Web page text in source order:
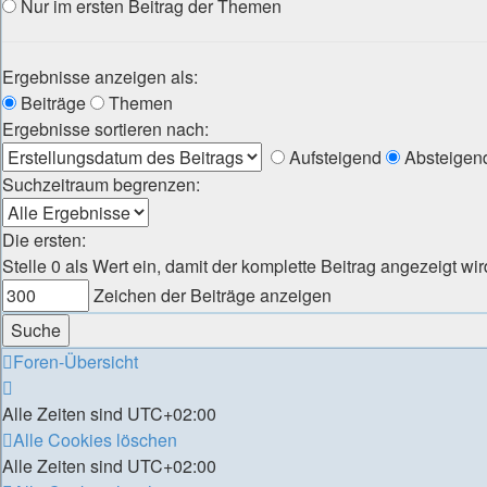
Nur im ersten Beitrag der Themen
Ergebnisse anzeigen als:
Beiträge
Themen
Ergebnisse sortieren nach:
Aufsteigend
Suchzeitraum begrenzen:
Die ersten:
Stelle 0 als Wert ein, damit der komplette Beitrag angezeigt
Zeichen der Beiträge anzeigen
Foren-Übersicht
Alle Zeiten sind UTC+02:00
Alle Cookies löschen
Alle Zeiten sind UTC+02:00